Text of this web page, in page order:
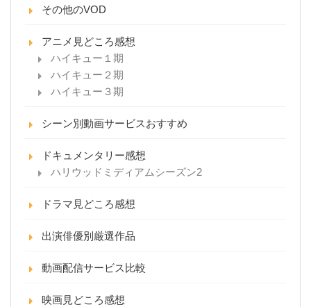
その他のVOD
アニメ見どころ感想
ハイキュー１期
ハイキュー２期
ハイキュー３期
シーン別動画サービスおすすめ
ドキュメンタリー感想
ハリウッドミディアムシーズン2
ドラマ見どころ感想
出演俳優別厳選作品
動画配信サービス比較
映画見どころ感想